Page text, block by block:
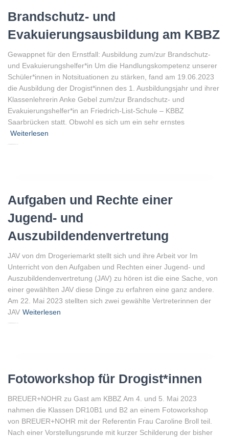
Brandschutz- und
Evakuierungsausbildung am KBBZ
Gewappnet für den Ernstfall: Ausbildung zum/zur Brandschutz-
und Evakuierungshelfer*in Um die Handlungskompetenz unserer
Schüler*innen in Notsituationen zu stärken, fand am 19.06.2023
die Ausbildung der Drogist*innen des 1. Ausbildungsjahr und ihrer
Klassenlehrerin Anke Gebel zum/zur Brandschutz- und
Evakuierungshelfer*in an Friedrich-List-Schule – KBBZ
Saarbrücken statt. Obwohl es sich um ein sehr ernstes
Weiterlesen
Aufgaben und Rechte einer
Jugend- und
Auszubildendenvertretung
JAV von dm Drogeriemarkt stellt sich und ihre Arbeit vor Im
Unterricht von den Aufgaben und Rechten einer Jugend- und
Auszubildendenvertretung (JAV) zu hören ist die eine Sache, von
einer gewählten JAV diese Dinge zu erfahren eine ganz andere.
Am 22. Mai 2023 stellten sich zwei gewählte Vertreterinnen der
JAV Weiterlesen
Fotoworkshop für Drogist*innen
BREUER+NOHR zu Gast am KBBZ Am 4. und 5. Mai 2023
nahmen die Klassen DR10B1 und B2 an einem Fotoworkshop
von BREUER+NOHR mit der Referentin Frau Caroline Broll teil.
Nach einer Vorstellungsrunde mit kurzer Schilderung der bisher